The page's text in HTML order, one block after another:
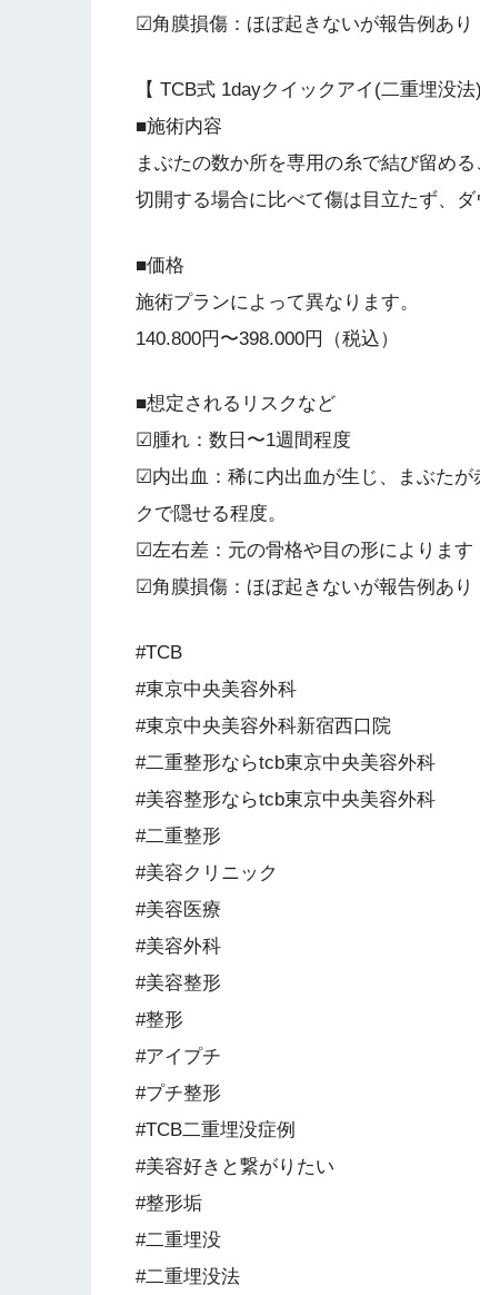
☑︎角膜損傷：ほぼ起きないが報告例あり
【 TCB式 1dayクイックアイ(二重埋没法)
■施術内容
まぶたの数か所を専用の糸で結び留める
切開する場合に比べて傷は目立たず、
■価格
施術プランによって異なります。
140.800円〜398.000円（税込）
■想定されるリスクなど
☑腫れ：数日〜1週間程度
☑内出血：稀に内出血が生じ、まぶた
クで隠せる程度。
☑左右差：元の骨格や目の形によります
☑角膜損傷：ほぼ起きないが報告例あり
#TCB
#東京中央美容外科
#東京中央美容外科新宿西口院
#二重整形ならtcb東京中央美容外科
#美容整形ならtcb東京中央美容外科
#二重整形
#美容クリニック
#美容医療
#美容外科
#美容整形
#整形
#アイプチ
#プチ整形
#TCB二重埋没症例
#美容好きと繋がりたい
#整形垢
#二重埋没
#二重埋没法